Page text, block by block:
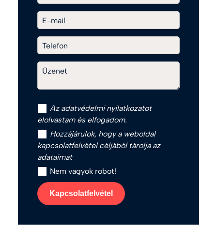
E-mail
Telefon
Üzenet
Az adatvédelmi nyilatkozatot
elolvastam és elfogadom.
Hozzájárulok, hogy a weboldal
kapcsolatfelvétel céljából tárolja az
adataimat
Nem vagyok robot!
Kapcsolatfelvétel